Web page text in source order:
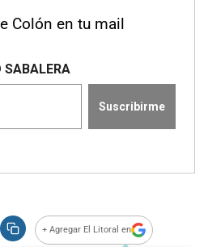
Colón en tu mail
+ Agregar El Litoral en